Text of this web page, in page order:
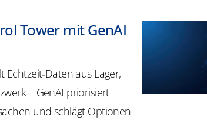
Tower mitGenAI
aus Lager,
– GenAI priorisiert
und schlägt Optionen